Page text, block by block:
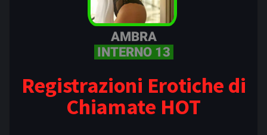
AMBRA
INTERNO 13
Registrazioni Erotiche di
Chiamate HOT